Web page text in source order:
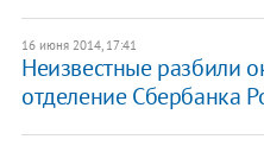
16 июня 2014, 17:41
Неизвестные разбили
отделение Сбербанка